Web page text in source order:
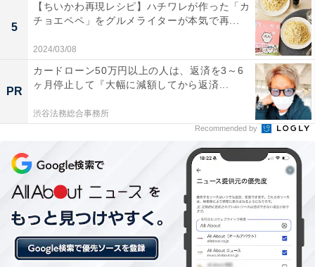
— 丸亀製麺【公式】 (@UdonMarugame)
July 6, 2026
丸亀製麺公式Xのほかの投稿も見
5
【ちいかわ再現レシピ】ハチワレが作った「カ
チョエペペ」をグルメライターが本気で再...
2024/03/08
PR
カードローン50万円以上の人は、返済を3～6
ヶ月停止して『大幅に減額してから返済...
渋谷法務総合事務所
Recommended by